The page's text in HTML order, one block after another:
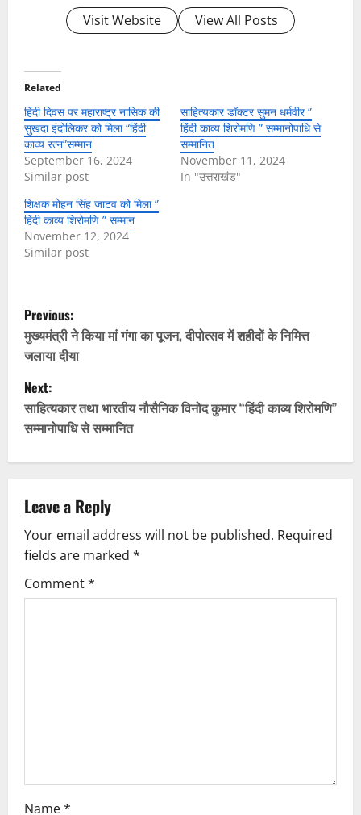
Visit Website View All Posts
Related
हिंदी दिवस पर महाराष्ट्र नासिक की
सुखदा इंदोलिकर को मिला “हिंदी
काव्य रत्न”सम्मान
September 16, 2024
Similar post
साहित्यकार डॉक्टर सुमन धर्मवीर ”
हिंदी काव्य शिरोमणि ” सम्मानोपाधि से
सम्मानित
November 11, 2024
In "उत्तराखंड"
शिक्षक मोहन सिंह जाटव को मिला ”
हिंदी काव्य शिरोमणि ” सम्मान
November 12, 2024
Similar post
P
o
s
t
n
v
i
g
Previous:
मुख्यमंत्री ने किया मां गंगा का पूजन, दीपोत्सव में शहीदों के निमित्त
जलाया दीया
Next:
साहित्यकार तथा भारतीय नौसैनिक विनोद कुमार “हिंदी काव्य शिरोमणि”
सम्मानोपाधि से सम्मानित
Leave a Reply
Your email address will not be published. Required
fields are marked *
Comment*
Name*